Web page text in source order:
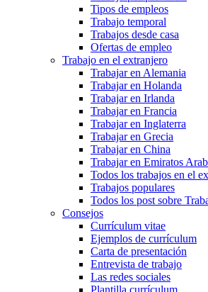
Tipos de empleos
Trabajo temporal
Trabajos desde casa
Ofertas de empleo
Trabajo en el extranjero
Trabajar en Alemania
Trabajar en Holanda
Trabajar en Irlanda
Trabajar en Francia
Trabajar en Inglaterra
Trabajar en Grecia
Trabajar en China
Trabajar en Emiratos
Todos los trabajos en el
Trabajos populares
Todos los post sobre
Consejos
Currículum vitae
Ejemplos de currículum
Carta de presentación
Entrevista de trabajo
Las redes sociales
Plantilla currículum